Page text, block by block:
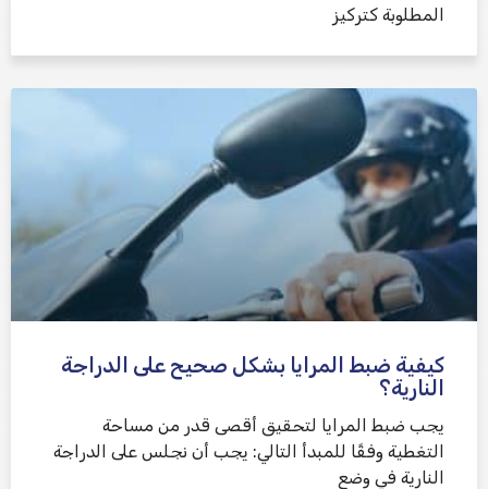
المطلوبة كتركيز
كيفية ضبط المرايا بشكل صحيح على الدراجة
النارية؟
يجب ضبط المرايا لتحقيق أقصى قدر من مساحة
التغطية وفقًا للمبدأ التالي: يجب أن نجلس على الدراجة
النارية في وضع